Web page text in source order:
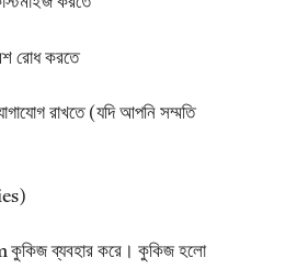
রোধ করতে
রাখতে (যদি আপনি সম্মতি
ব্যবহার করে। কুকিজ হলো